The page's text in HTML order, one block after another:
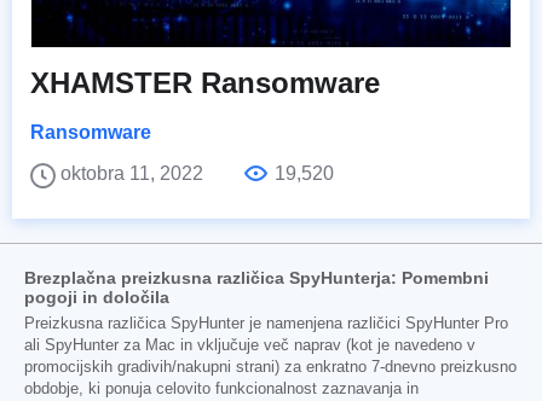
XHAMSTER Ransomware
Ransomware
oktobra 11, 2022
19,520
Brezplačna preizkusna različica SpyHunterja: Pomembni
pogoji in določila
Preizkusna različica SpyHunter je namenjena različici SpyHunter Pro
ali SpyHunter za Mac in vključuje več naprav (kot je navedeno v
promocijskih gradivih/nakupni strani) za enkratno 7-dnevno preizkusno
obdobje, ki ponuja celovito funkcionalnost zaznavanja in